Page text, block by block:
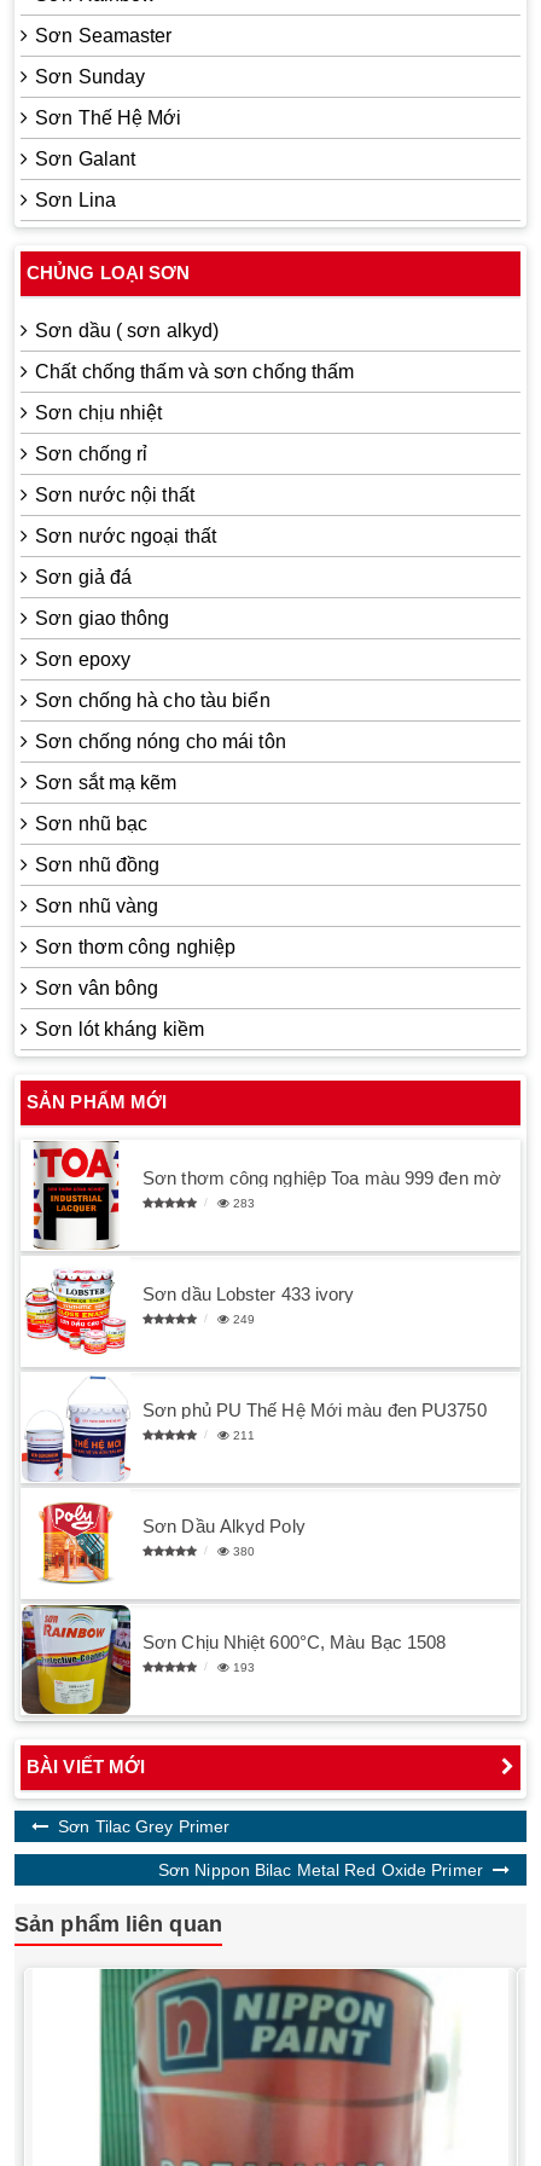
Sơn Seamaster
Sơn Sunday
Sơn Thế Hệ Mới
Sơn Galant
Sơn Lina
CHỦNG LOẠI SƠN
Sơn dầu ( sơn alkyd)
Chất chống thấm và sơn chống thấm
Sơn chịu nhiệt
Sơn chống rỉ
Sơn nước nội thất
Sơn nước ngoại thất
Sơn giả đá
Sơn giao thông
Sơn epoxy
Sơn chống hà cho tàu biển
Sơn chống nóng cho mái tôn
Sơn sắt mạ kẽm
Sơn nhũ bạc
Sơn nhũ đồng
Sơn nhũ vàng
Sơn thơm công nghiệp
Sơn vân bông
Sơn lót kháng kiềm
SẢN PHẨM MỚI
Sơn thơm công nghiệp Toa màu 999 đen mờ
283
Sơn dầu Lobster 433 ivory
249
Sơn phủ PU Thế Hệ Mới màu đen PU3750
211
Sơn Dầu Alkyd Poly
380
Sơn Chịu Nhiệt 600°C, Màu Bạc 1508
193
BÀI VIẾT MỚI
Sơn Tilac Grey Primer
Sơn Nippon Bilac Metal Red Oxide Primer
Sản phẩm liên quan